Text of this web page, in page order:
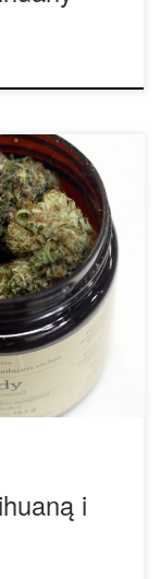
marihuany w
na
obserwowało
psychozy
wpływu na
pobrane
[…]
i